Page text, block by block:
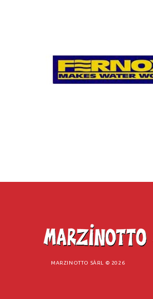
MARZINOTTO SÀRL © 2026